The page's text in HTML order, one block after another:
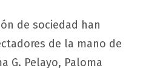
de sociedad han
de la mano de
G. Pelayo, Paloma